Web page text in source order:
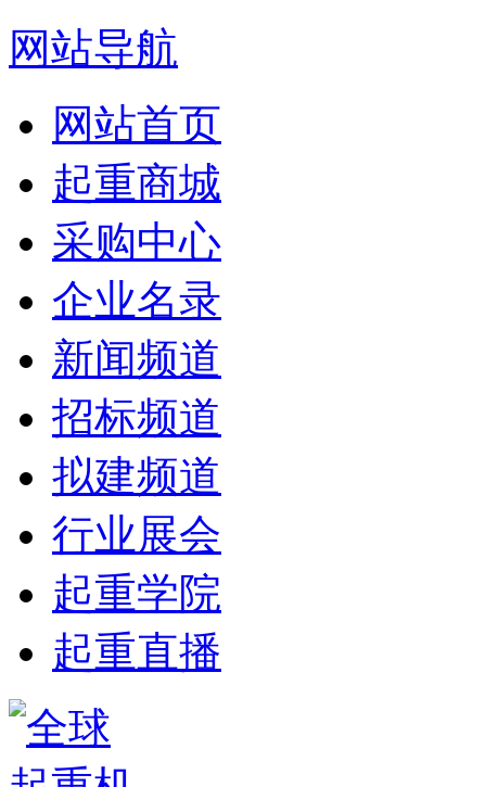
网站导航
网站首页
起重商城
采购中心
企业名录
新闻频道
招标频道
拟建频道
行业展会
起重学院
起重直播